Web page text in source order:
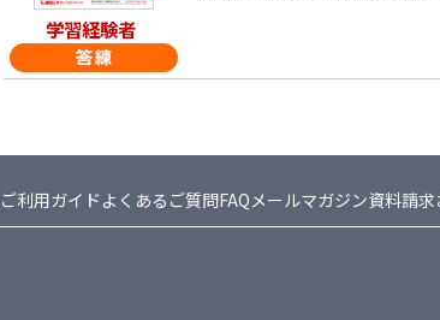
学習経験者
ご利用ガイド よくあるご質問FAQメールマガジン資料請求